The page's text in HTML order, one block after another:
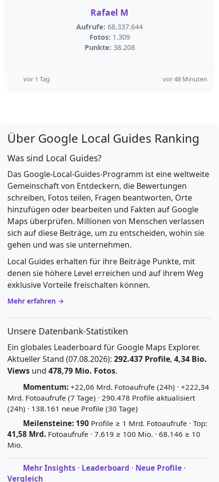
Rafael M
Aufrufe: 68.337.644
Fotos: 1.309
Punkte: 38.208
vor 1 Tag vor 48 Minuten
Über Google Local Guides Ranking
Was sind Local Guides?
Das Google-Local-Guides-Programm ist eine weltweite
Gemeinschaft von Entdeckern, die Bewertungen
schreiben, Fotos teilen, Fragen beantworten, Orte
hinzufügen oder bearbeiten und Fakten auf Google
Maps überprüfen. Millionen von Menschen verlassen
sich auf diese Beiträge, um zu entscheiden, wohin sie
gehen und was sie unternehmen.
Local Guides erhalten für ihre Beiträge Punkte, mit
denen sie höhere Level erreichen und auf ihrem Weg
exklusive Vorteile freischalten können.
Mehr erfahren →
Unsere Datenbank-Statistiken
Ein globales Leaderboard für Google Maps Explorer.
Aktueller Stand (07.08.2026): 292.437 Profile, 4,34 Bio.
Views und 478,79 Mio. Fotos.
Momentum: +22,06 Mrd. Fotoaufrufe (24h) · +222,34
Mrd. Fotoaufrufe (7 Tage) · 290.478 Profile aktualisiert
(24h) · 138.161 neue Profile (30 Tage)
Meilensteine: 190 Profile ≥ 1 Mrd. Fotoaufrufe · Top:
41,58 Mrd. Fotoaufrufe · 7.619 ≥ 100 Mio. · 68.146 ≥ 10
Mio.
Mehr Insights · Leaderboard · Neue Profile ·
Vergleich